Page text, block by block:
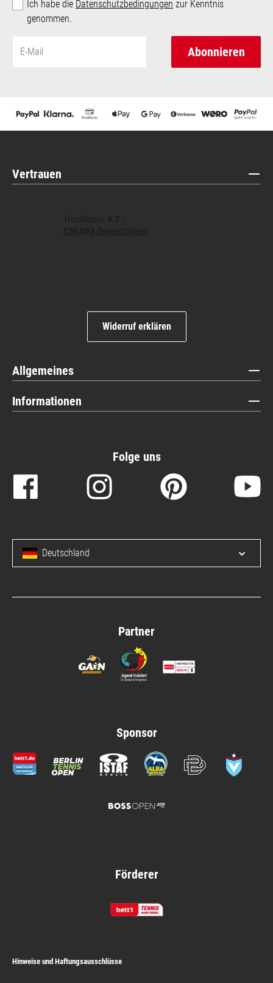
Ich habe die Datenschutzbedingungen zur Kenntnis
genommen.
Abonnieren
Vertrauen
Widerruf erklären
Allgemeines
Informationen
Folge uns
Deutschland
Partner
Sponsor
Förderer
Hinweise und Haftungsausschlüsse